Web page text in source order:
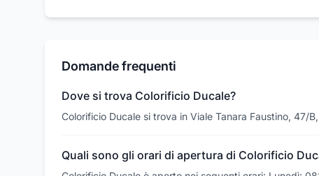
Domande frequenti
Dove si trova Colorificio Ducale?
Colorificio Ducale si trova in Viale Tanara Faustino, 47/
Quali sono gli orari di apertura di Colorificio